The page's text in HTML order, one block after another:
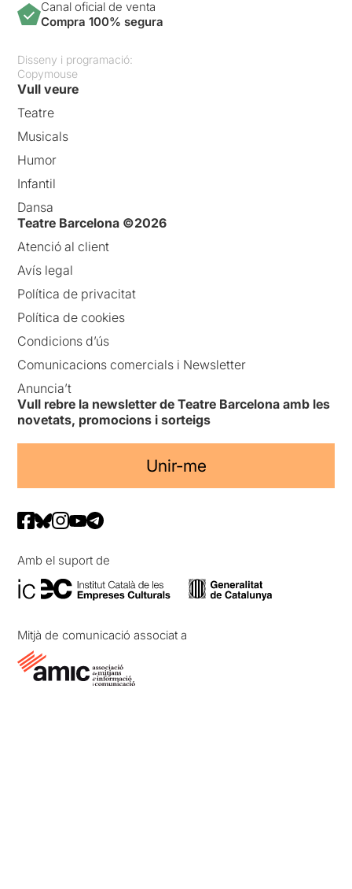
Canal oficial de venta
Compra 100% segura
Disseny i programació:
Copymouse
Vull veure
Teatre
Musicals
Humor
Infantil
Dansa
Teatre Barcelona ©2026
Atenció al client
Avís legal
Política de privacitat
Política de cookies
Condicions d’ús
Comunicacions comercials i Newsletter
Anuncia’t
Vull rebre la newsletter de Teatre Barcelona amb les
novetats, promocions i sorteigs
Unir-me
Amb el suport de
Mitjà de comunicació associat a